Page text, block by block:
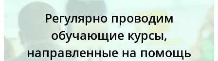
Регулярно проводим
обучающие курсы,
направленные на помощь